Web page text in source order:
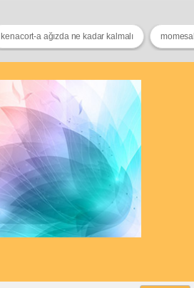
kenacort-a ağızda ne kadar kalmalı